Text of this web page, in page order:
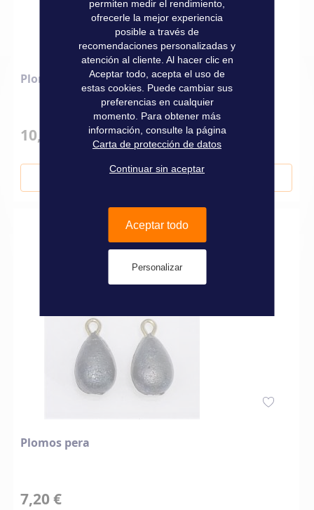
Plomo de arrastre
10,50 €
Añadir al carrito
Plomos pera
7,20 €
permiten medir el rendimiento,
ofrecerle la mejor experiencia
posible a través de
recomendaciones personalizadas y
atención al cliente. Al hacer clic en
Aceptar todo, acepta el uso de
estas cookies. Puede cambiar sus
preferencias en cualquier
momento. Para obtener más
información, consulte la página
Carta de protección de datos
Continuar sin aceptar
Aceptar todo
Personalizar